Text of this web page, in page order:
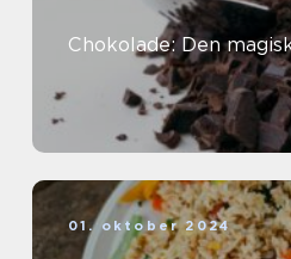
Chokolade: Den
01. oktober 2024